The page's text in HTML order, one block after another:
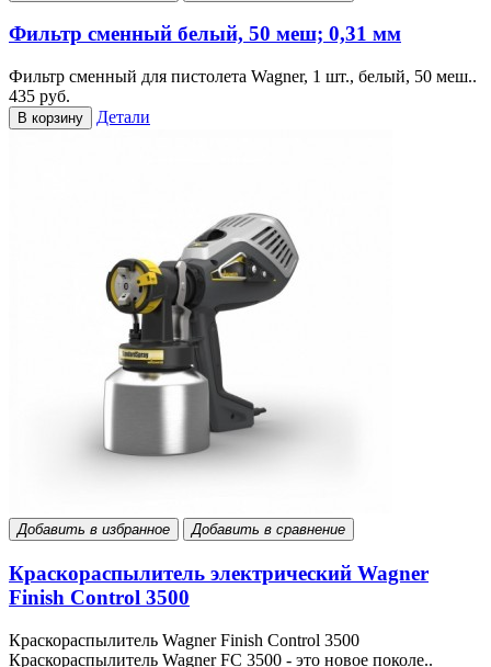
Фильтр сменный белый, 50 меш; 0,31 мм
Фильтр сменный для пистолета Wagner, 1 шт., белый, 50 меш..
435 руб.
В корзину Детали
Добавить в избранное Добавить в сравнение
Краскораспылитель электрический Wagner
Finish Control 3500
Краскораспылитель Wagner Finish Control 3500
Краскораспылитель Wagner FC 3500 - это новое поколе..